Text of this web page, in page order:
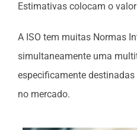
Estimativas colocam o
A ISO tem muitas Normas
simultaneamente uma
especificamente
no mercado.